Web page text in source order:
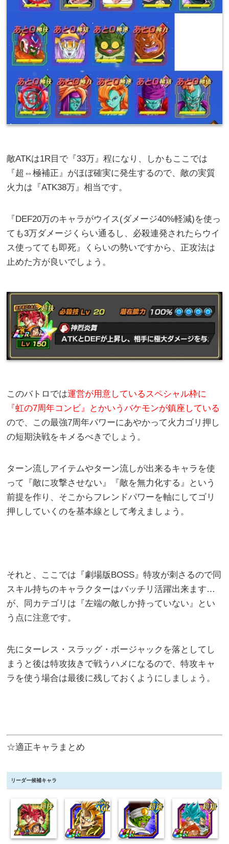
敵ATKは1R目で『33万』程になり、しかもここでは
『超⇔極補正』がほぼ確実に発生するので、敵の実質
火力は『ATK38万』相当です。
『DEF20万のキャラがウイス(ダメージ40%軽減)を使っ
ても3万ダメージくらい通るし、必殺連発されたらウイ
ス使ってても即死』くらいの勢いですから、正攻法は
止めた方が良いでしょう。
このバトロでは運営が用意しているスペシャル枠に
『虹の7周年コンビ』とかいうバケモンが鎮座している
ので、この最強7周年パワーにあやかって火力ゴリ押し
の短期決戦をキメるべきでしょう。
ターン流しアイテムやターン流しが出来るキャラを使
って『敵に攻撃させない』『敵を無力化する』という
前提を作り、そこからフレンドパワーを軸にしてゴリ
押ししていくのを基本線として考えましょう。
それと、ここでは『劇場版BOSS』特攻が刺さるので同
スキル持ちのキャラクターはバッチリ活躍出来ます…
が、同カテゴリは『左端の敵しか持っていない』とい
う点に注意です。
先にターレス・スラッグ・ボージャックを落としてし
まうと後は特攻抜きで戦うハメになるので、特攻キャ
ラを使う場合は最後に残しておくようにしましょう。
☆適正キャラまとめ
リーダー候補キャラ